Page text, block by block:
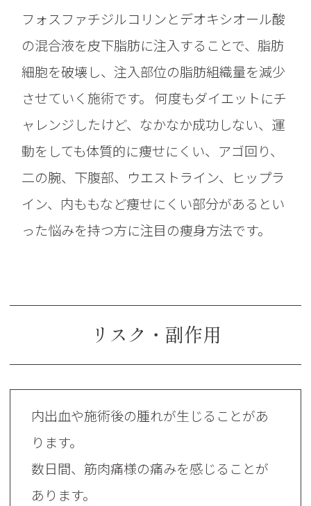
フォスファチジルコリンとデオキシオール酸
の混合液を皮下脂肪に注入することで、脂肪
細胞を破壊し、注入部位の脂肪組織量を減少
させていく施術です。 何度もダイエットにチ
ャレンジしたけど、なかなか成功しない、運
動をしても体質的に痩せにくい、アゴ回り、
二の腕、下腹部、ウエストライン、ヒップラ
イン、内ももなど痩せにくい部分があるとい
った悩みを持つ方に注目の痩身方法です。
リスク・副作用
内出血や施術後の腫れが生じることがあ
ります。
数日間、筋肉痛様の痛みを感じることが
あります。